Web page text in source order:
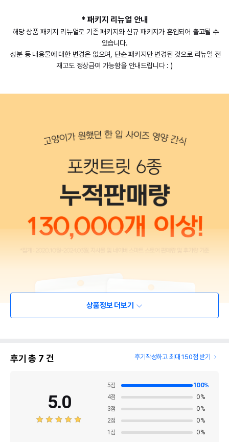
* 패키지 리뉴얼 안내
해당 상품 패키지 리뉴얼로 기존 패키지와 신규 패키지가 혼입되어 출고될 수
있습니다.
성분 등 내용물에 대한 변경은 없으며, 단순 패키지만 변경된 것으로 리뉴얼 전
재고도 정상급여 가능함을 안내드립니다 : )
상품정보 더보기
후기 총 7 건 후기작성하고 최대 150점 받기
5.0
5점 100%
4점 0%
3점 0%
2점 0%
1 점 0%